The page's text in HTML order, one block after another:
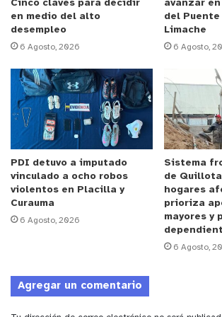
sumamos la pandemia”
, reza la
Anuncio Patrocinado
Por este motiva esta agrupación
con la junta de vecinos de
iniciado una campaña de
para adultos y sabanillas, que
en parte los gastos de estas
alivio a los adultos mayores
estos implementos con suma
Quienes deseen colaborar con esta
donando pañales para adulto talla L
ubicada en la Población Villa Las
a los siguientes teléfonos.
Cinco claves para decidir
en medio del alto
desempleo
6 Agosto, 2026
avanzar
del Puente
Limache
6 Agosto,
PDI detuvo a imputado
vinculado a ocho robos
violentos en Placilla y
Curauma
6 Agosto, 2026
Sistema
de
hogares
prioriza
mayores y
6 Agosto,
Agregar un comentario